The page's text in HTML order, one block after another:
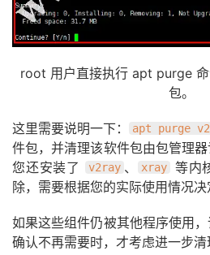
root 用户直接执行 apt purge
包。
这里需要说明一下： apt purge
件包，并清理该软件包由包管理
您还安装了
v2ray 、 xray
等内
除，需要根据您的实际使用情况决
如果这些组件仍被其他程序使用
确认不再需要时，才考虑进一步清